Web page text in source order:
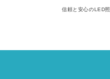
信頼と安心のLED